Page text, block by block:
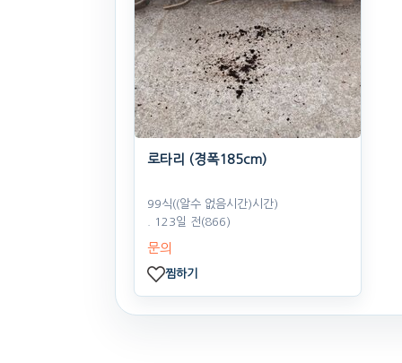
로타리 (경폭185cm)
99식((알수 없음시간)시간)
. 123일 전(866)
문의
찜하기